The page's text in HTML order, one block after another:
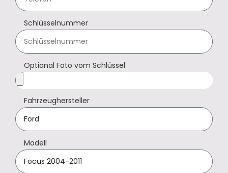
Schlüsselnummer
Optional Foto vom Schlüssel
Fahrzeughersteller
Modell